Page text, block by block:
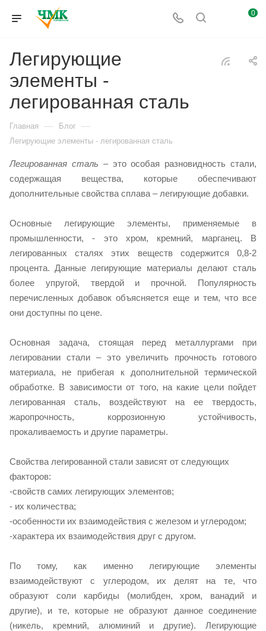
0
Легирующие
элементы -
легированная сталь
Главная — Блог —
Легирующие элементы - легированная сталь
Легированная сталь – это особая разновидность стали,
содержащая вещества, которые обеспечивают
дополнительные свойства сплава – легирующие добавки.
Основные легирующие элементы, применяемые в
промышленности, - это хром, кремний, марганец. В
легированных сталях этих веществ содержится 0,8-2
процента. Данные легирующие материалы делают сталь
более упругой, твердой и прочной. Популярность
перечисленных добавок объясняется еще и тем, что все
они доступны по цене.
Основная задача, стоящая перед металлургами при
легировании стали – это увеличить прочность готового
материала, не прибегая к дополнительной термической
обработке. В зависимости от того, на какие цели пойдет
легированная сталь, воздействуют на ее твердость,
жаропрочность, коррозионную устойчивость,
прокаливаемость и другие параметры.
Свойства легированной стали зависят от следующих
факторов:
-свойств самих легирующих элементов;
- их количества;
-особенности их взаимодействия с железом и углеродом;
-характера их взаимодействия друг с другом.
По тому, как именно легирующие элементы
взаимодействуют с углеродом, их делят на те, что
образуют соли карбиды (молибден, хром, ванадий и
другие), и те, которые не образуют данное соединение
(никель, кремний, алюминий и другие). Легирующие